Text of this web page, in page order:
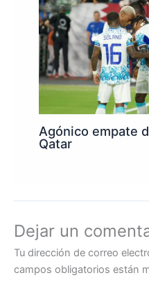
Agónico empate
Qatar
Dejar un
Tu dirección de correo
campos obligatorios están